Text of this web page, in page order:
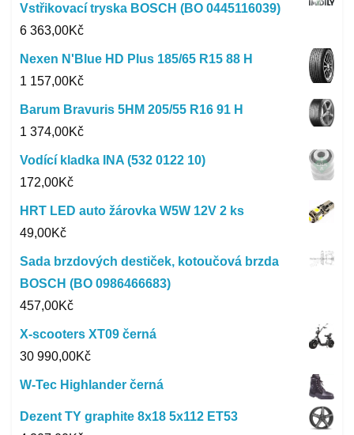
Vstřikovací tryska BOSCH (BO 0445116039)
6 363,00Kč
Nexen N'Blue HD Plus 185/65 R15 88 H
1 157,00Kč
Barum Bravuris 5HM 205/55 R16 91 H
1 374,00Kč
Vodící kladka INA (532 0122 10)
172,00Kč
HRT LED auto žárovka W5W 12V 2 ks
49,00Kč
Sada brzdových destiček, kotoučová brzda
BOSCH (BO 0986466683)
457,00Kč
X-scooters XT09 černá
30 990,00Kč
W-Tec Highlander černá
Dezent TY graphite 8x18 5x112 ET53